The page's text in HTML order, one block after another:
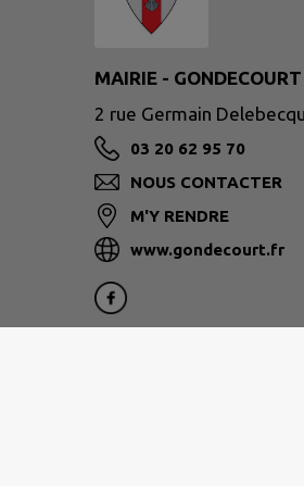
MAIRIE - GONDECOURT
2 rue Germain
03 20 62 95 70
NOUS CONTACTER
M'Y RENDRE
www.gondecourt.fr